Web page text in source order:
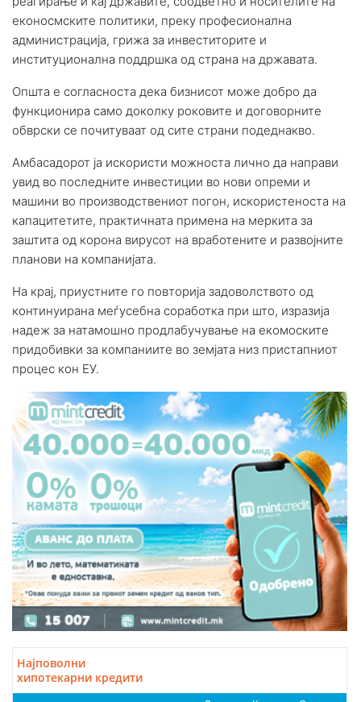
еконосмските политики, преку професионална
администрација, грижа за инвеститорите и
институционална поддршка од страна на државата.
Општа е согласноста дека бизнисот може добро да
функционира само доколку роковите и договорните
обврски се почитуваат од сите страни подеднакво.
Амбасадорот ја искористи можноста лично да направи
увид во последните инвестиции во нови опреми и
машини во производствениот погон, искористеноста на
капацитетите, практичната примена на меркита за
заштита од корона вирусот на вработените и развојните
планови на компанијата.
На крај, приустните го повторија задоволството од
континуирана меѓусебна соработка при што, изразија
надеж за натамошно продлабучување на екомоските
придобивки за компаниите во земјата низ пристапниот
процес кон ЕУ.